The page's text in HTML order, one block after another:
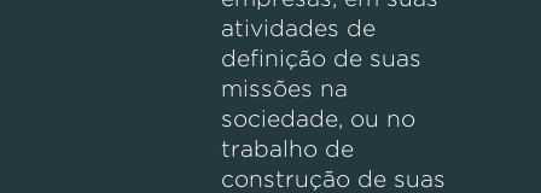
atividades de
definição de suas
missões na
sociedade, ou no
trabalho de
construção de suas